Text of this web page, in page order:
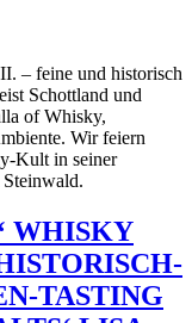
– feine und historisch
Schottland und
of Whisky,
Wir feiern
Kult in seiner
WHISKY
TASTING